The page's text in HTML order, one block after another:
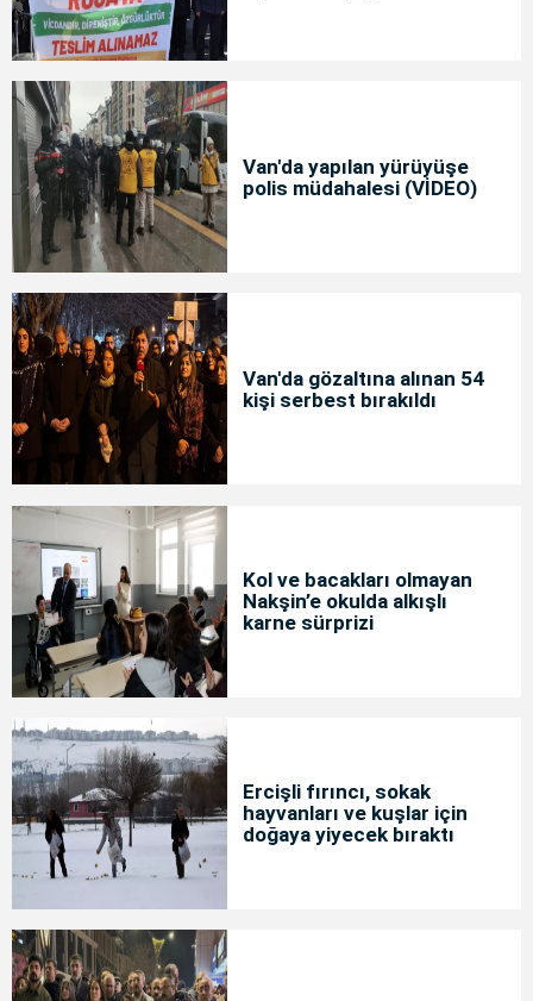
Van'da yapılan yürüyüşe
polis müdahalesi (VİDEO)
Van'da gözaltına alınan 54
kişi serbest bırakıldı
Kol ve bacakları olmayan
Nakşin’e okulda alkışlı
karne sürprizi
Ercişli fırıncı, sokak
hayvanları ve kuşlar için
doğaya yiyecek bıraktı